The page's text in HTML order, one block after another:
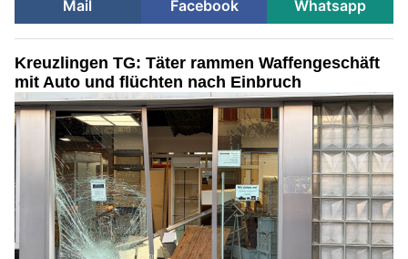
Mail
Facebook Whatsapp
Kreuzlingen TG: Täter rammen Waffengeschäft
mit Auto und flüchten nach Einbruch